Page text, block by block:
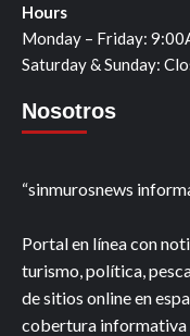
Hours
Monday – Friday:
Saturday & Sunday:
Nosotros
“sinmurosnews
Portal en línea con
turismo, política,
de sitios online en
cobertura informativa